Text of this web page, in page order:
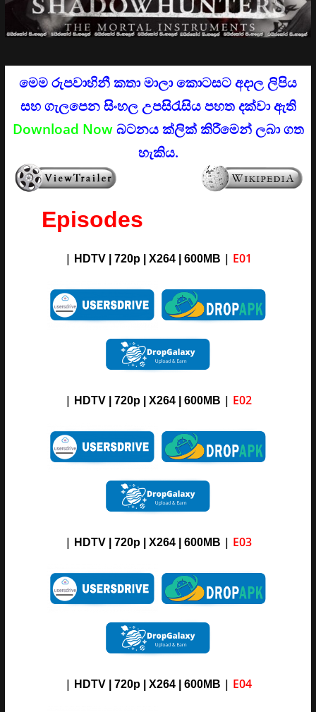
මෙම රුපවාහිනී කතා මාලා කොටසට අදාල ලිපිය
සහ ගැලපෙන සිංහල උපසිරැසිය පහත දක්වා ඇති
Download Nowබටනය ක්ලික් කිරීමෙන් ලබා ගත
හැකිය.
Episodes
| HDTV | 720p | X264 | 600MB | E01
| HDTV | 720p | X264 | 600MB | E02
| HDTV | 720p | X264 | 600MB | E03
| HDTV | 720p | X264 | 600MB | E04